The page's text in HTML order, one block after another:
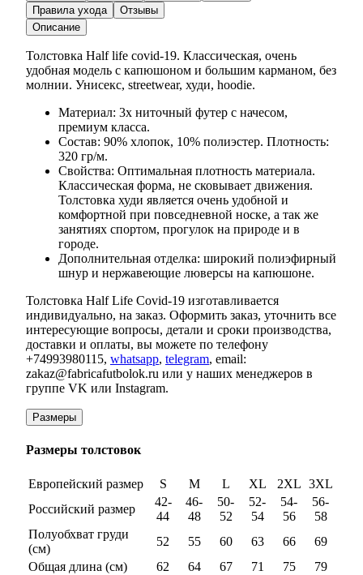
Правила ухода
Отзывы
Описание
Толстовка Half life covid-19. Классическая, очень
удобная модель с капюшоном и большим карманом, без
молнии. Унисекс, streetwear, худи, hoodie.
Материал: 3х ниточный футер с начесом,
премиум класса.
Состав: 90% хлопок, 10% полиэстер. Плотность:
320 гр/м.
Свойства: Оптимальная плотность материала.
Классическая форма, не сковывает движения.
Толстовка худи является очень удобной и
комфортной при повседневной носке, а так же
занятиях спортом, прогулок на природе и в
городе.
Дополнительная отделка: широкий полиэфирный
шнур и нержавеющие люверсы на капюшоне.
Толстовка Half Life Covid-19 изготавливается
индивидуально, на заказ. Оформить заказ, уточнить все
интересующие вопросы, детали и сроки производства,
доставки и оплаты, вы можете по телефону
+74993980115, whatsapp, telegram, email:
zakaz@fabricafutbolok.ru или у наших менеджеров в
группе VK или Instagram.
Размеры
Размеры толстовок
Европейский размер S M L XL 2XL 3XL
Российский размер
42-
44
46-
48
50-
52
52-
54
54-
56
56-
58
Полуобхват груди
(см)
52 55 60 63 66
69
Общая длина (см)
62 64 67 71 75 79